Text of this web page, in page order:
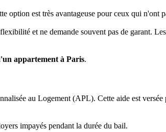
option est très avantageuse pour ceux qui n'ont
et ne demande souvent pas de garant.
appartement à Paris.
au Logement (APL). Cette aide est versée
impayés pendant la durée du bail.